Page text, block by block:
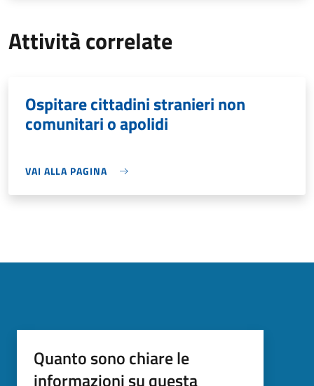
Attività correlate
Ospitare cittadini stranieri non
comunitari o apolidi
VAI ALLA PAGINA
Quanto sono chiare le
informazioni su questa